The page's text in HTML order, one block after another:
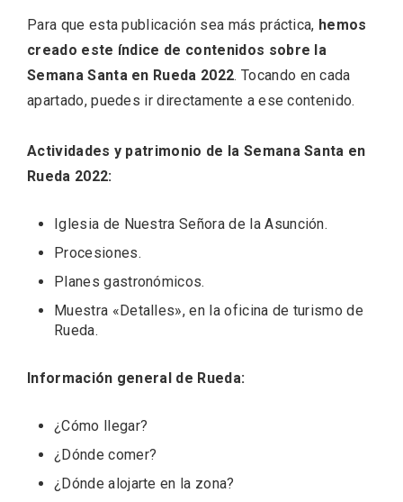
Para que esta publicación sea más práctica, hemos
creado este índice de contenidos sobre la
Semana Santa en Rueda 2022. Tocando en cada
apartado, puedes ir directamente a ese contenido.
Actividades y patrimonio de la Semana Santa en
Rueda 2022:
Iglesia de Nuestra Señora de la Asunción.
Procesiones.
Planes gastronómicos.
Muestra «Detalles», en la oficina de turismo de
Rueda.
Información general de Rueda:
¿Cómo llegar?
¿Dónde comer?
¿Dónde alojarte en la zona?
El Espinar, un pueblo oculto de la Sierra
de Guadarrama en su vertiente
segoviana